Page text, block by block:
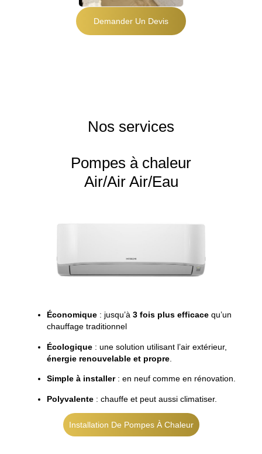
Demander Un Devis
Nos services
Pompes à chaleur
Air/Air Air/Eau
Économique : jusqu’à 3 fois plus efficace qu’un
chauffage traditionnel
Écologique : une solution utilisant l’air extérieur,
énergie renouvelable et propre
Simple à installer: en neuf comme en rénovation.
Polyvalente : chauffe et peut aussi climatiser.
Installation De Pompes À Chaleur